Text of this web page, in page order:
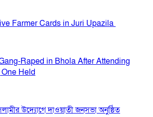
Farmer Cards in Juri Upazila
Raped in Bhola After Attending
Held
উদ্যোগে দাওয়াতী জনসভা অনুষ্ঠিত